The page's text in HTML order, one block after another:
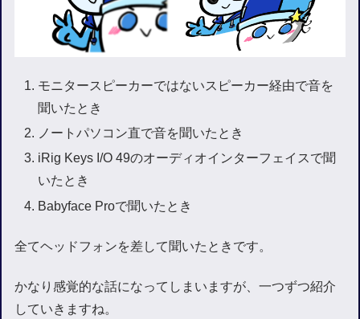
モニタースピーカーではないスピーカー経由で音を
聞いたとき
ノートパソコン直で音を聞いたとき
iRig Keys I/O 49のオーディオインターフェイスで聞
いたとき
Babyface Proで聞いたとき
全てヘッドフォンを差して聞いたときです。
かなり感覚的な話になってしまいますが、一つずつ紹介
していきますね。